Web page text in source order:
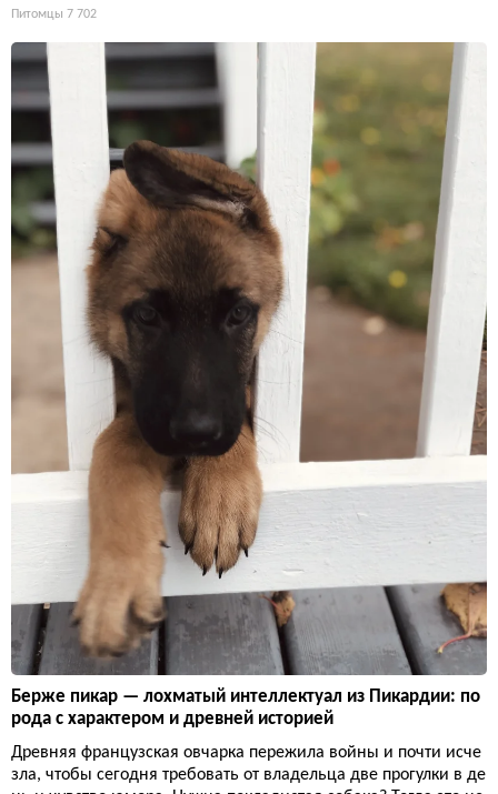
Питомцы 7 702
Берже пикар — лохматый интеллектуал из Пикардии: по
рода с характером и древней историей
Древняя французская овчарка пережила войны и почти исче
зла, чтобы сегодня требовать от владельца две прогулки в де